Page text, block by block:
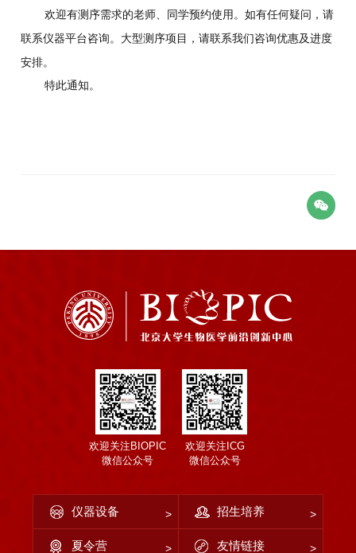
欢迎有测序需求的老师、同学预约使用。如有任何疑问，请
联系仪器平台咨询。大型测序项目，请联系我们咨询优惠及进度
安排。
特此通知。
欢迎关注BIOPIC
微信公众号
欢迎关注ICG
微信公众号
仪器设备 招生培养
夏令营 友情链接